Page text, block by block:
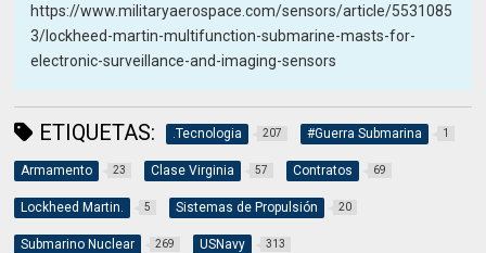
https://www.militaryaerospace.com/sensors/article/5531085
3/lockheed-martin-multifunction-submarine-masts-for-
electronic-surveillance-and-imaging-sensors
ETIQUETAS: .Tecnologia 207 #Guerra Submarina 1
Armamento 23 Clase Virginia 57 Contratos 69
Lockheed Martin. 5 Sistemas de Propulsión 20
Submarino Nuclear 269 USNavy 313